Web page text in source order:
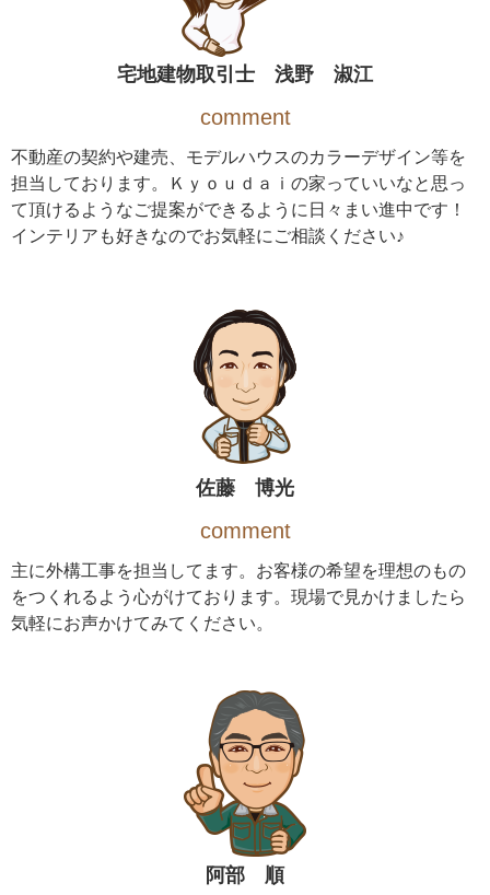
宅地建物取引士 浅野 淑江
comment
不動産の契約や建売、モデルハウスのカラーデザイン等を
担当しております。Ｋｙｏｕｄａｉの家っていいなと思っ
て頂けるようなご提案ができるように日々まい進中です！
インテリアも好きなのでお気軽にご相談ください♪
佐藤 博光
comment
主に外構工事を担当してます。お客様の希望を理想のもの
をつくれるよう心がけております。現場で見かけましたら
気軽にお声かけてみてください。
阿部 順